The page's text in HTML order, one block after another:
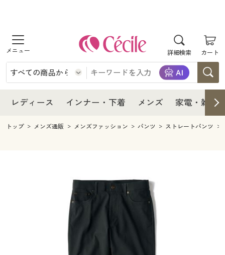
詳細検索 カート
商品を探す
レディース
レディースファッション
インナー・下着
インナー・下着通販すべて
ジュニア・ティーンズ下着
メンズ
メンズファッション
キッチン・雑貨・日用品
寝具・インテリア・家具
寝具・インテリア・家具通販すべて
美容・健康通販すべて
制服・スクール
レディース インナー・下着 メンズ 家電・雑貨
レディース
レディース通販すべて
レディースファッション
インナー・下着
インナー・下着通販すべて
メンズ
キッチン・雑貨・日用品
美容・健康通販すべて
美容・健康・サプリメント
制服・スクール
制服・スクールすべて
トップ メンズ通販 メンズファッション パンツ ストレートパンツ